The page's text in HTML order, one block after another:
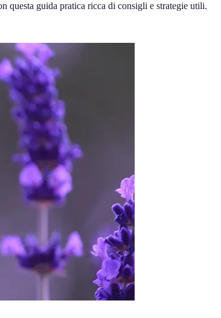
questa guida pratica ricca di consigli e strategie utili.